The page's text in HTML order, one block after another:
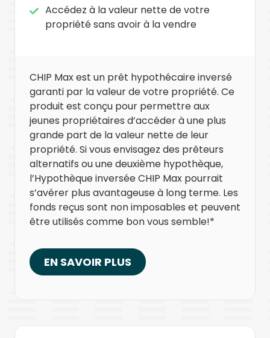
Accédez à la valeur nette de votre
propriété sans avoir à la vendre
CHIP Max est un prêt hypothécaire inversé
garanti par la valeur de votre propriété. Ce
produit est conçu pour permettre aux
jeunes propriétaires d’accéder à une plus
grande part de la valeur nette de leur
propriété. Si vous envisagez des prêteurs
alternatifs ou une deuxième hypothèque,
l’Hypothèque inversée CHIP Max pourrait
s’avérer plus avantageuse à long terme. Les
fonds reçus sont non imposables et peuvent
être utilisés comme bon vous semble!*
EN SAVOIR PLUS